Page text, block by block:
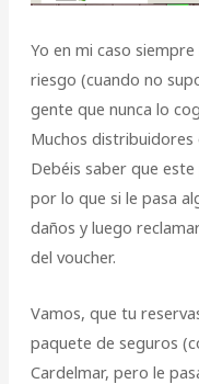
Yo en mi caso
riesgo (cuando no
gente que nunca lo
Muchos distribuidores
Debéis saber que
por lo que si le pasa
daños y luego
del voucher.
Vamos, que tu
paquete de seguros
Cardelmar, pero le